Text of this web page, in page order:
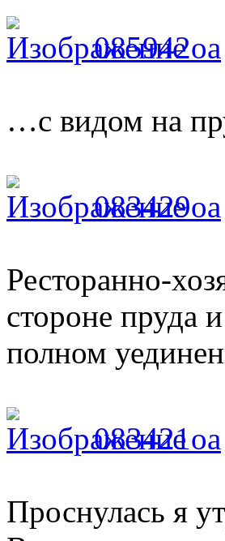
085942oa
…с видом на
083429oa
Ресторанно-
стороне пруда
полном
083421oa
Проснулась я